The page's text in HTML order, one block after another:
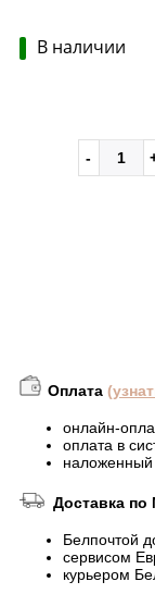
В наличии
Оплата
онлайн-
оплата в
наложенный
Доставка по
Белпочтой
сервисом
курьером